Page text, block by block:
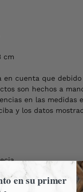
cm
en cuenta que debido
son hechos a
en las medidas
y los datos
en su primer